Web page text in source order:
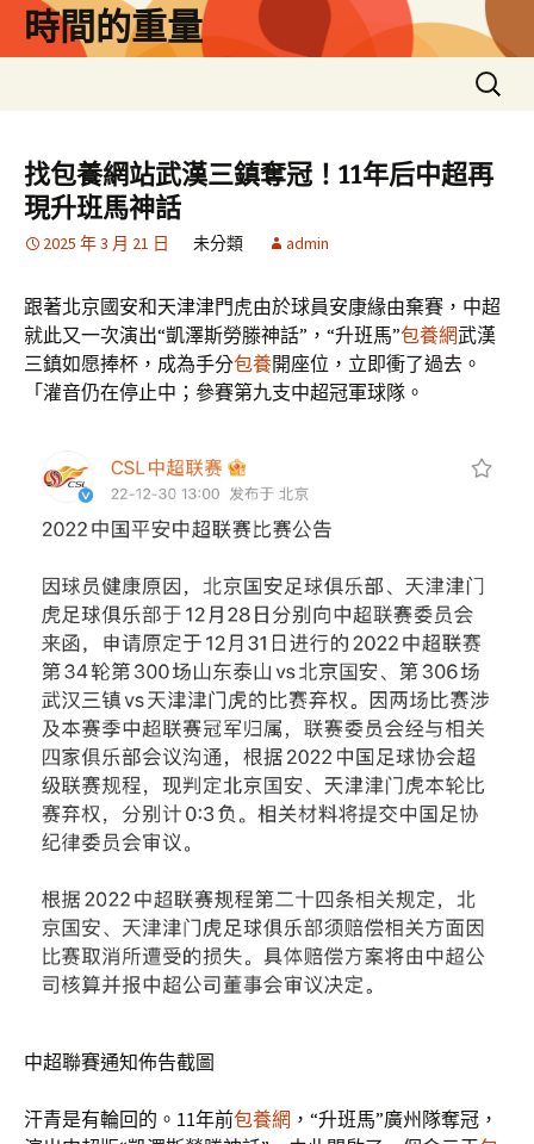
時間的重量
搜
尋
鍵
字:
找包養網站武漢三鎮奪冠！11年后中超再
現升班馬神話
2025 年 3 月 21 日 未分類 admin
跟著北京國安和天津津門虎由於球員安康緣由棄賽，中超
就此又一次演出“凱澤斯勞滕神話”，“升班馬”包養網武漢
三鎮如愿捧杯，成為手分包養開座位，立即衝了過去。
「灌音仍在停止中；參賽第九支中超冠軍球隊。
中超聯賽通知佈告截圖
汗青是有輪回的。11年前包養網 ，“升班馬”廣州隊奪冠，